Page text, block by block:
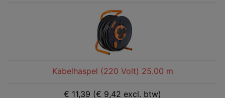
Kabelhaspel (220 Volt) 25.00 m
€ 11,39 (€ 9,42 excl. btw)